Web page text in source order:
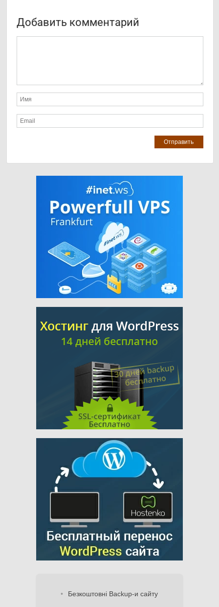
Добавить комментарий
Безкоштовні Backup-и сайту